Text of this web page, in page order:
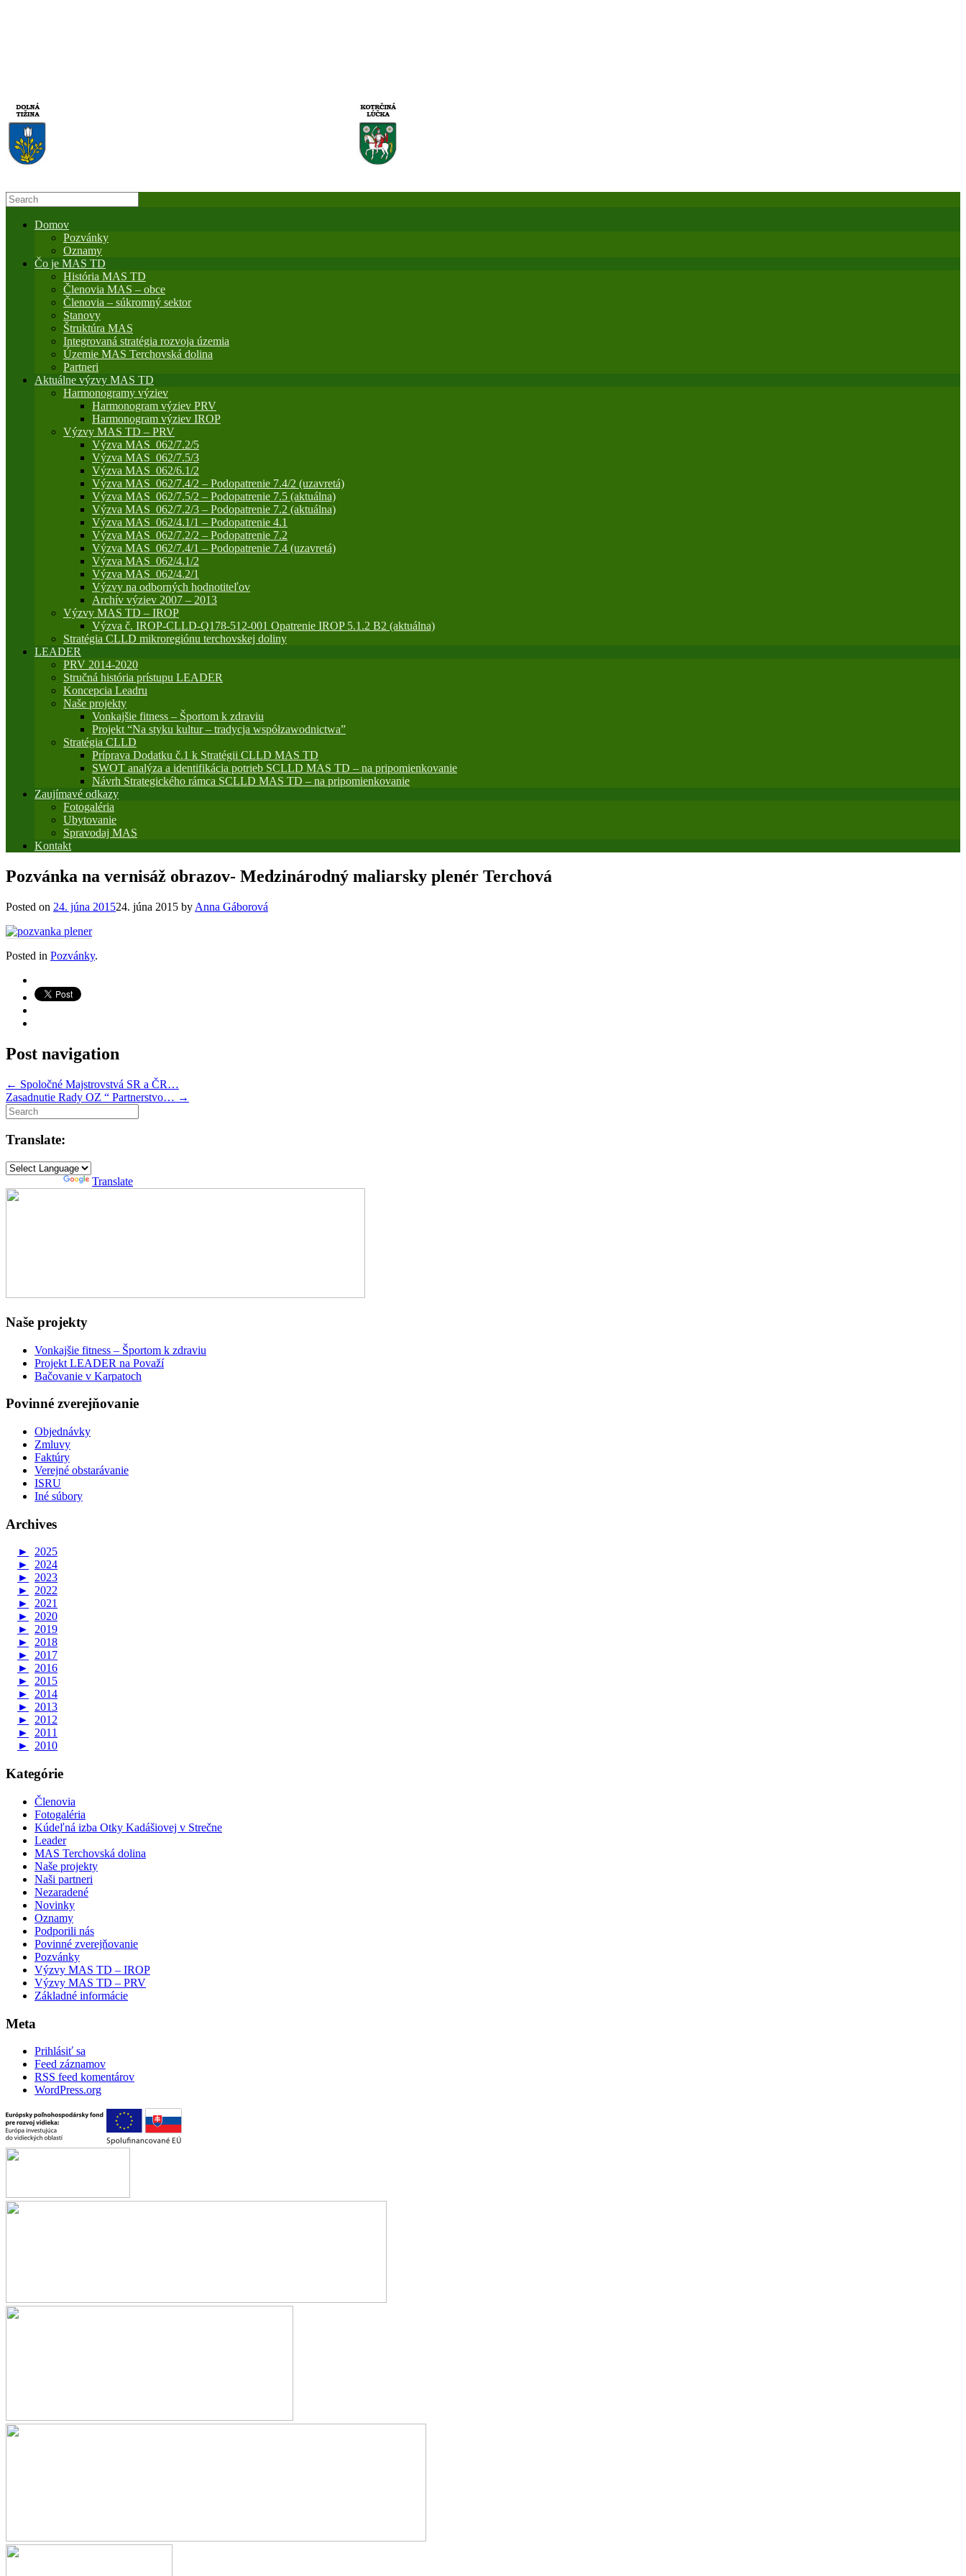
Domov
Pozvánky
Oznamy
Čo je MAS TD
História MAS TD
Členovia MAS – obce
Členovia – súkromný sektor
Stanovy
Štruktúra MAS
Integrovaná stratégia rozvoja územia
Územie MAS Terchovská dolina
Partneri
Aktuálne výzvy MAS TD
Harmonogramy výziev
Harmonogram výziev PRV
Harmonogram výziev IROP
Výzvy MAS TD – PRV
Výzva MAS_062/7.2/5
Výzva MAS_062/7.5/3
Výzva MAS_062/6.1/2
Výzva MAS_062/7.4/2 – Podopatrenie 7.4/2 (uzavretá)
Výzva MAS_062/7.5/2 – Podopatrenie 7.5 (aktuálna)
Výzva MAS_062/7.2/3 – Podopatrenie 7.2 (aktuálna)
Výzva MAS_062/4.1/1 – Podopatrenie 4.1
Výzva MAS_062/7.2/2 – Podopatrenie 7.2
Výzva MAS_062/7.4/1 – Podopatrenie 7.4 (uzavretá)
Výzva MAS_062/4.1/2
Výzva MAS_062/4.2/1
Výzvy na odborných hodnotiteľov
Archív výziev 2007 – 2013
Výzvy MAS TD – IROP
Výzva č. IROP-CLLD-Q178-512-001 Opatrenie IROP 5.1.2 B2 (aktuálna)
Stratégia CLLD mikroregiónu terchovskej doliny
LEADER
PRV 2014-2020
Stručná história prístupu LEADER
Koncepcia Leadru
Naše projekty
Vonkajšie fitness – Športom k zdraviu
Projekt “Na styku kultur – tradycja współzawodnictwa”
Stratégia CLLD
Príprava Dodatku č.1 k Stratégii CLLD MAS TD
SWOT analýza a identifikácia potrieb SCLLD MAS TD – na pripomienkovanie
Návrh Strategického rámca SCLLD MAS TD – na pripomienkovanie
Zaujímavé odkazy
Fotogaléria
Ubytovanie
Spravodaj MAS
Kontakt
Pozvánka na vernisáž obrazov- Medzinárodný maliarsky plenér Terchová
Posted on 24. júna 201524. júna 2015 by Anna Gáborová
Posted in Pozvánky.
Post navigation
← Spoločné Majstrovstvá SR a ČR…
Zasadnutie Rady OZ “ Partnerstvo… →
Translate:
Translate
Naše projekty
Vonkajšie fitness – Športom k zdraviu
Projekt LEADER na Považí
Bačovanie v Karpatoch
Povinné zverejňovanie
Objednávky
Zmluvy
Faktúry
Verejné obstarávanie
ISRU
Iné súbory
Archives
►
2025
►
2024
►
2023
►
2022
►
2021
►
2020
►
2019
►
2018
►
2017
►
2016
►
2015
►
2014
►
2013
►
2012
►
2011
►
2010
Kategórie
Členovia
Fotogaléria
Kúdeľná izba Otky Kadášiovej v Strečne
Leader
MAS Terchovská dolina
Naše projekty
Naši partneri
Nezaradené
Novinky
Oznamy
Podporili nás
Povinné zverejňovanie
Pozvánky
Výzvy MAS TD – IROP
Výzvy MAS TD – PRV
Základné informácie
Meta
Prihlásiť sa
Feed záznamov
RSS feed komentárov
WordPress.org